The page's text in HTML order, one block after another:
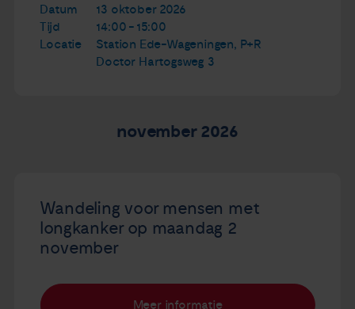
Datum
13 oktober 2026
Tijd
14:00 - 15:00
Locatie
Station Ede-Wageningen, P+R
Doctor Hartogsweg 3
november 2026
Wandeling voor mensen met
longkanker op maandag 2
november
Meer informatie